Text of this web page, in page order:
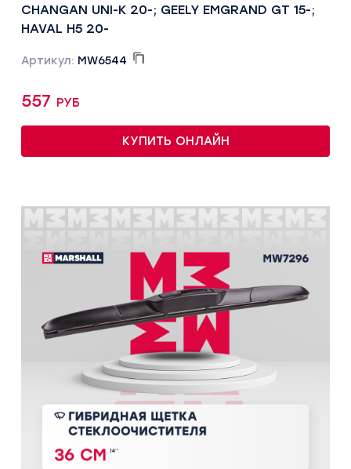
CHANGAN UNI-K 20-; GEELY EMGRAND GT 15-;
HAVAL H5 20-
Артикул: MW6544
557 руб
КУПИТЬ ОНЛАЙН